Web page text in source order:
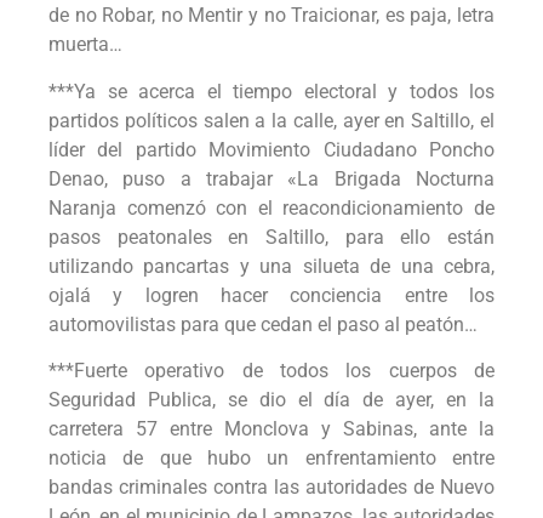
de no Robar, no Mentir y no Traicionar, es paja, letra
muerta…
***Ya se acerca el tiempo electoral y todos los
partidos políticos salen a la calle, ayer en Saltillo, el
líder del partido Movimiento Ciudadano Poncho
Denao, puso a trabajar «La Brigada Nocturna
Naranja comenzó con el reacondicionamiento de
pasos peatonales en Saltillo, para ello están
utilizando pancartas y una silueta de una cebra,
ojalá y logren hacer conciencia entre los
automovilistas para que cedan el paso al peatón…
***Fuerte operativo de todos los cuerpos de
Seguridad Publica, se dio el día de ayer, en la
carretera 57 entre Monclova y Sabinas, ante la
noticia de que hubo un enfrentamiento entre
bandas criminales contra las autoridades de Nuevo